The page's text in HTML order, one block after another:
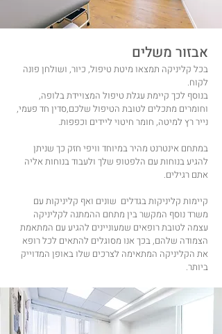
אבזור משלים
בכל קליניקה תמצאו מיטת טיפול, כיור, ושולחן פונה
לקוח.
בנוסף לכך קיימת עגלת טיפול המצויידת בלופה,
וחומרים מתכלים לטובת הטיפול שלכם,סדין חד פעמי,
נייר רץ למיטה, חומר חיטוי ליידים וכפפות.
במתחם אינטרנט מהיר במיוחד וויפי חזק כך שניתן
להגיע בנוחות עם הלפטופ שלך ולעבוד בנוחות אליה
אתם רגילים.
קיימות קליניקות בגדלים שונים ואף קליניקות עם
משרד נוסף המקשר בין מתחם ההמתנה לקליניקה
עצמה לטובת רופאים שמעוניינים להגיע עם המתאמת
הצמודה שלהם, בכך אנו מסוגלים להתאים לכל רופא
את הקליניקה המתאימה לצרכים שלו באופן המדוייק
ביותר.